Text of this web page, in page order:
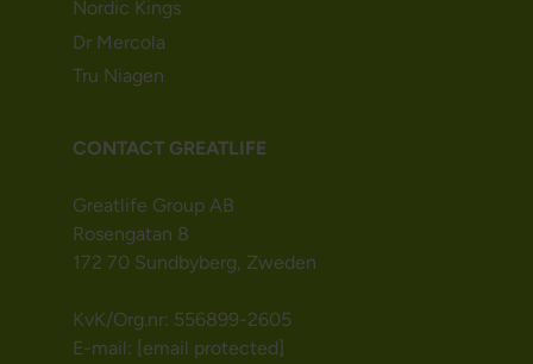
Nordic Kings
Dr Mercola
Tru Niagen
CONTACT GREATLIFE
Greatlife Group AB
Rosengatan 8
172 70 Sundbyberg, Zweden
KvK/Org.nr: 556899-2605
E-mail: [email protected]